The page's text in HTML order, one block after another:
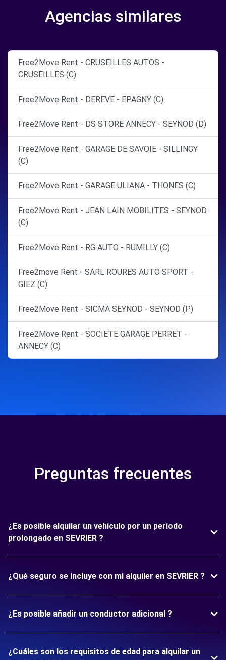
Agencias similares
Free2Move Rent - CRUSEILLES AUTOS -
CRUSEILLES (C)
Free2Move Rent - DEREVE - EPAGNY (C)
Free2Move Rent - DS STORE ANNECY - SEYNOD (D)
Free2Move Rent - GARAGE DE SAVOIE - SILLINGY
(C)
Free2Move Rent - GARAGE ULIANA - THONES (C)
Free2Move Rent - JEAN LAIN MOBILITES - SEYNOD
(C)
Free2Move Rent - RG AUTO - RUMILLY (C)
Free2move Rent - SARL ROURES AUTO SPORT -
GIEZ (C)
Free2Move Rent - SICMA SEYNOD - SEYNOD (P)
Free2Move Rent - SOCIETE GARAGE PERRET -
ANNECY (C)
Preguntas frecuentes
¿Es posible alquilar un vehículo por un período
prolongado en SEVRIER ?
¿Qué seguro se incluye con mi alquiler en SEVRIER ?
¿Es posible añadir un conductor adicional ?
¿Cuáles son los requisitos de edad para alquilar un